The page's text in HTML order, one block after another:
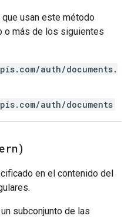
usan este método
o más de los siguientes
auth/documents.
auth/documents
en el contenido del
subconjunto de las